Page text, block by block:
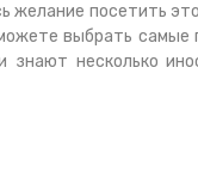
желание посетить
выбрать самые
знают несколько